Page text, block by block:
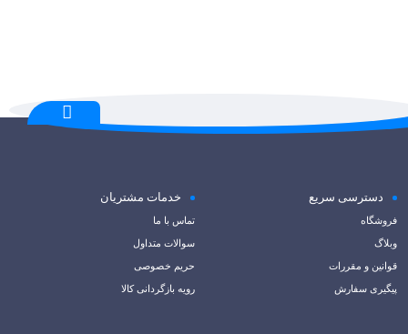
دسترسی سریع
فروشگاه
وبلاگ
قوانین و مقررات
پیگیری سفارش
خدمات مشتریان
تماس با ما
سوالات متداول
حریم خصوصی
رویه بازگردانی کالا